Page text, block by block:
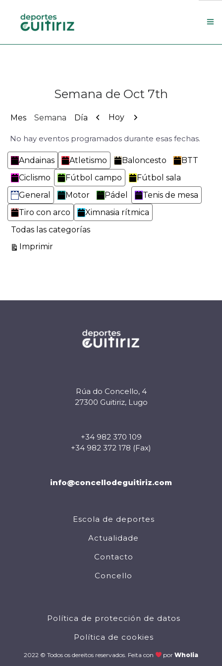
Search Site
Semana de Oct 7th
Mes Semana Día Anterior
Hoy Siguiente
No hay eventos programados durante esas fechas.
Categorías
Andainas Atletismo Baloncesto
BTT
Ciclismo
Fútbol campo
Fútbol sala
General
Motor Pádel
Tenis de mesa
Tiro con arco
Ximnasia rítmica
Todas las categorías
ImprimirVistas
Rúa do Concello, 4
27300 Guitiriz, Lugo
+34 982 370 109
+34 982 372 178 (Fax)
info@concellodeguitiriz.com
Escola de deportes
Actualidade
Contacto
Concello
Política de protección de datos
Política de cookies
2022 © Todos os dereitos reservados. Feita con porWholia